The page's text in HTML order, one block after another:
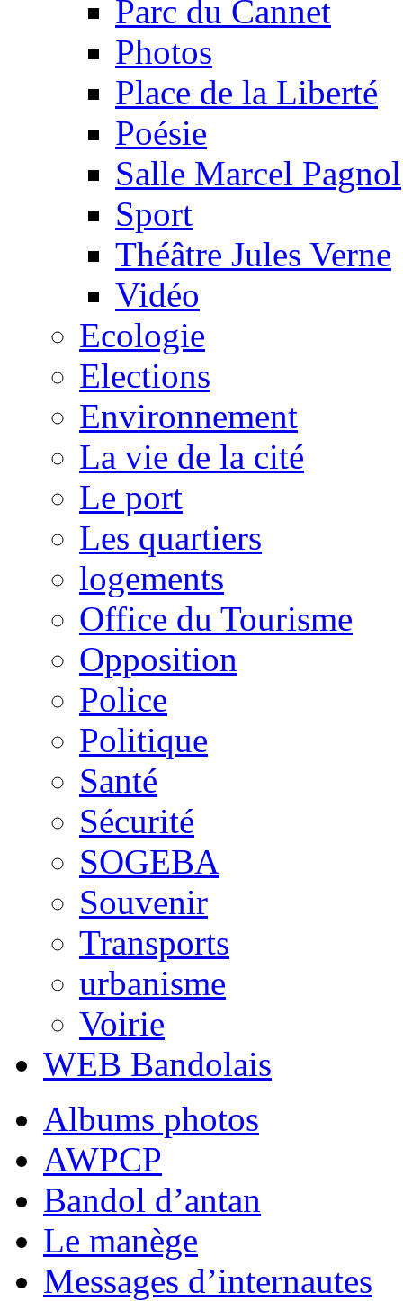
Parc du Cannet
Photos
Place de la Liberté
Poésie
Salle Marcel Pagnol
Sport
Théâtre Jules Verne
Vidéo
Ecologie
Elections
Environnement
La vie de la cité
Le port
Les quartiers
logements
Office du Tourisme
Opposition
Police
Politique
Santé
Sécurité
SOGEBA
Souvenir
Transports
urbanisme
Voirie
WEB Bandolais
Albums photos
AWPCP
Bandol d’antan
Le manège
Messages d’internautes